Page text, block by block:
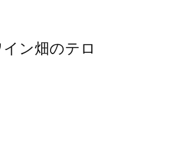
イン畑のテロ